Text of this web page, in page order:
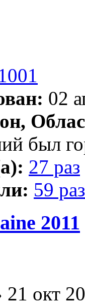
02
был
27 раз
59 раз
2011
21 окт